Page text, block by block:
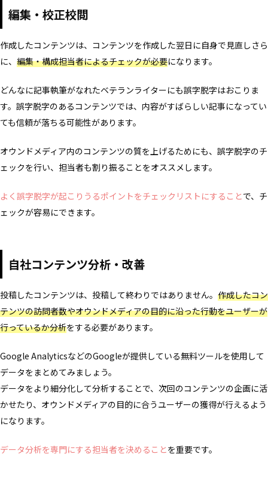
編集・校正校閲
作成したコンテンツは、コンテンツを作成した翌日に自身で見直しさら
に、 編集・構成担当者によるチェックが必要になります。
どんなに記事執筆がなれたベテランライターにも誤字脱字はおこりま
す。誤字脱字のあるコンテンツでは、内容がすばらしい記事になってい
ても信頼が落ちる可能性があります。
オウンドメディア内のコンテンツの質を上げるためにも、誤字脱字のチ
ェックを行い、担当者も割り振ることをオススメします。
よく誤字脱字が起こりうるポイントをチェックリストにすることで、チ
ェックが容易にできます。
自社コンテンツ分析・改善
投稿したコンテンツは、投稿して終わりではありません。 作成したコン
テンツの訪問者数やオウンドメディアの目的に沿った行動をユーザーが
行っているか分析をする必要があります。
Google AnalyticsなどのGoogleが提供している無料ツールを使用して
データをまとめてみましょう。
データをより細分化して分析することで、次回のコンテンツの企画に活
かせたり、オウンドメディアの目的に合うユーザーの獲得が行えるよう
になります。
データ分析を専門にする担当者を決めることを重要です。